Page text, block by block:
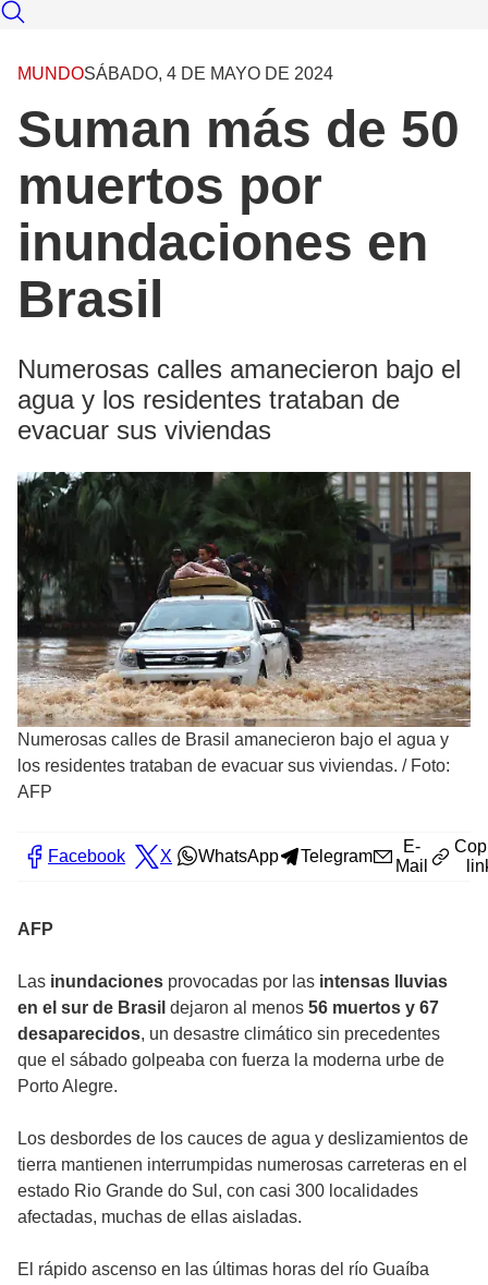
MUNDOSÁBADO, 4 DE MAYO DE 2024
Suman más de 50
muertos por
inundaciones en
Brasil
Numerosas calles amanecieron bajo el
agua y los residentes trataban de
evacuar sus viviendas
Numerosas calles de Brasil amanecieron bajo el agua y
los residentes trataban de evacuar sus viviendas. / Foto:
AFP
Facebook X WhatsApp Telegram
E-
Mail
AFP
Las inundaciones provocadas por las intensas lluvias
en el sur de Brasil dejaron al menos 56 muertos y 67
desaparecidos, un desastre climático sin precedentes
que el sábado golpeaba con fuerza la moderna urbe de
Porto Alegre.
Los desbordes de los cauces de agua y deslizamientos de
tierra mantienen interrumpidas numerosas carreteras en el
estado Rio Grande do Sul, con casi 300 localidades
afectadas, muchas de ellas aisladas.
El rápido ascenso en las últimas horas del río Guaíba